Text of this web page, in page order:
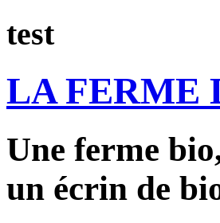
test
LA FERME
Une ferme
un écrin de